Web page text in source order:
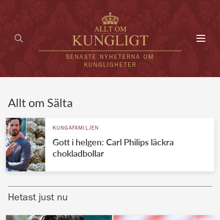
SENASTE NYHETERNA OM
KUNGLIGHETER
UTLÄNDSKT
VÄRLDENS KUNGAHUS
Brittiska kungahuset
Allt om Sälta
KUNGAFAMILJEN
Gott i helgen: Carl Philips läckra
chokladbollar
Hetast just nu